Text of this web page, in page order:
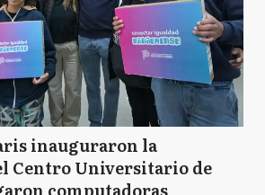
inauguraron la
Centro Universitario de
computadoras